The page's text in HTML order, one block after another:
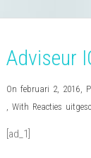
Adviseur
On februari 2, 2016,
, With Reacties
[ad_1]